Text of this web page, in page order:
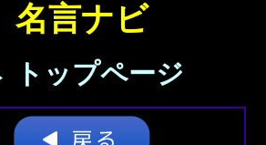
名言ナビ
トップページ